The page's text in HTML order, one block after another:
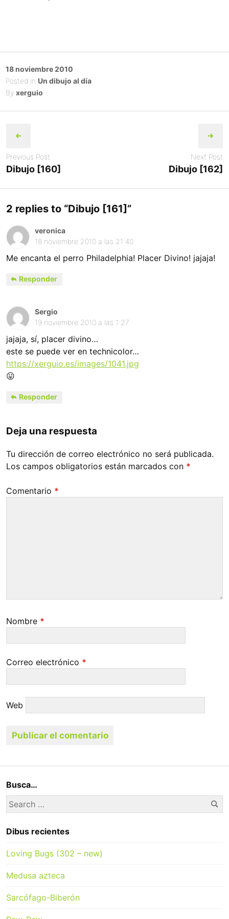
Posted
on
18 noviembre 2010
Posted in Un dibujo al día
By xerguio
navigation
Previous Post
Dibujo [160]
Next Post
Dibujo [162]
2 replies to “Dibujo [161]”
veronica
18 noviembre 2010 a las 21:40
Me encanta el perro Philadelphia! Placer Divino! jajaja!
Responder
Sergio
19 noviembre 2010 a las 1:27
jajaja, sí, placer divino…
este se puede ver en technicolor…
https://xerguio.es/images/1041.jpg
😛
Responder
Deja una respuesta
Tu dirección de correo electrónico no será publicada.
Los campos obligatorios están marcados con *
Comentario *
Nombre *
Correo electrónico *
Web
Busca…
Search
for:
Dibus recientes
Loving Bugs (302 – new)
Medusa azteca
Sarcófago-Biberón